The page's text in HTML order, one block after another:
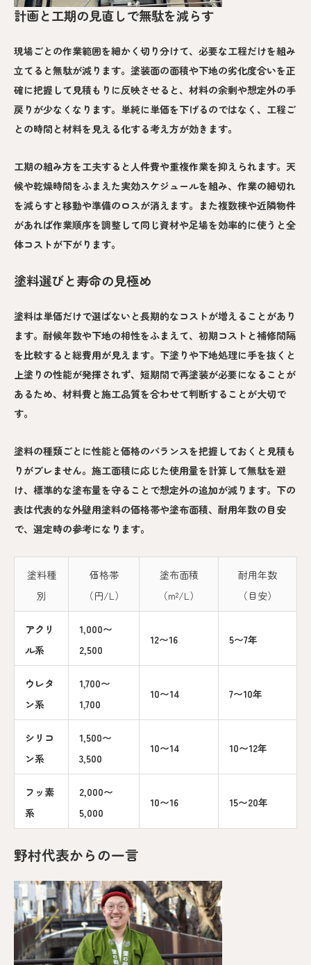
計画と工期の見直しで無駄を減らす
現場ごとの作業範囲を細かく切り分けて、必要な工程だけを組み
立てると無駄が減ります。塗装面の面積や下地の劣化度合いを正
確に把握して見積もりに反映させると、材料の余剰や想定外の手
戻りが少なくなります。単純に単価を下げるのではなく、工程ご
との時間と材料を見える化する考え方が効きます。
工期の組み方を工夫すると人件費や重複作業を抑えられます。天
候や乾燥時間をふまえた実効スケジュールを組み、作業の細切れ
を減らすと移動や準備のロスが消えます。また複数棟や近隣物件
があれば作業順序を調整して同じ資材や足場を効率的に使うと全
体コストが下がります。
塗料選びと寿命の見極め
塗料は単価だけで選ばないと長期的なコストが増えることがあり
ます。耐候年数や下地の相性をふまえて、初期コストと補修間隔
を比較すると総費用が見えます。下塗りや下地処理に手を抜くと
上塗りの性能が発揮されず、短期間で再塗装が必要になることが
あるため、材料費と施工品質を合わせて判断することが大切で
す。
塗料の種類ごとに性能と価格のバランスを把握しておくと見積も
りがブレません。施工面積に応じた使用量を計算して無駄を避
け、標準的な塗布量を守ることで想定外の追加が減ります。下の
表は代表的な外壁用塗料の価格帯や塗布面積、耐用年数の目安
で、選定時の参考になります。
塗料種
別
価格帯
（円/L）
塗布面積
（m²/L）
耐用年数
（目安）
アクリ
ル系
1,000〜
2,500
12〜16 5〜7年
ウレタ
ン系
1,700〜
1,700
10〜14 7〜10年
シリコ
ン系
1,500〜
3,500
10〜14 10〜12年
フッ素
系
2,000〜
5,000
10〜16 15〜20年
野村代表からの一言